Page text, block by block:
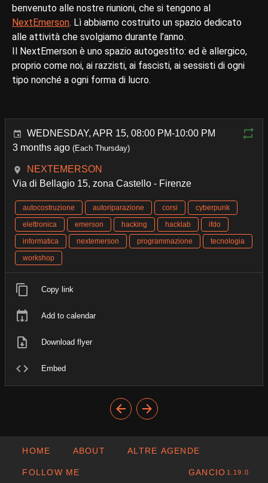
benvenuto alle nostre riunioni, che si tengono al
NextEmerson. Lì abbiamo costruito un spazio dedicato
alle attività che svolgiamo durante l’anno.
Il NextEmerson è uno spazio autogestito: ed è allergico,
proprio come noi, ai razzisti, ai fascisti, ai sessisti di ogni
tipo nonché a ogni forma di lucro.
WEDNESDAY, APR 15, 08:00 PM-10:00 PM
3 months ago (Each Thursday)
NEXTEMERSON
Via di Bellagio 15, zona Castello - Firenze
autocostruzione autoriparazione corsi
cyberpunk
elettronica
emerson hacking hacklab
ifdo
informatica
nextemerson programmazione
tecnologia
workshop
Copy link
Add to calendar
Download flyer
Embed
HOME ABOUT ALTRE AGENDE
FOLLOW ME GANCIO 1.19.0